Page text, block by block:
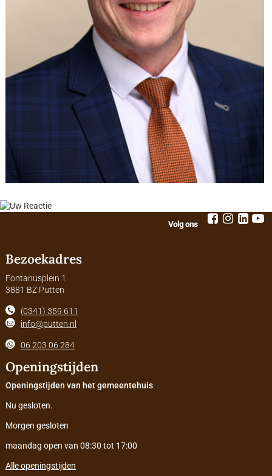
Volg ons
Bezoekadres
Fontanusplein 1
3881 BZ Putten
(0341) 359 611
info@putten.nl
06 203 06 284
Openingstijden
Openingstijden van het gemeentehuis
Nu gesloten.
Morgen gesloten
maandag open van 08:30 tot 17:00
Alle openingstijden